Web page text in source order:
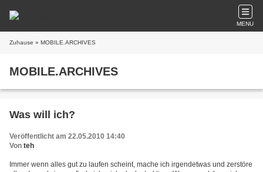
MENU
Zuhause » MOBILE.ARCHIVES
MOBILE.ARCHIVES
Was will ich?
Veröffentlicht am 22.05.2010 14:40
Von teh
Immer wenn alles gut zu laufen scheint, mache ich irgendetwas und zerstöre